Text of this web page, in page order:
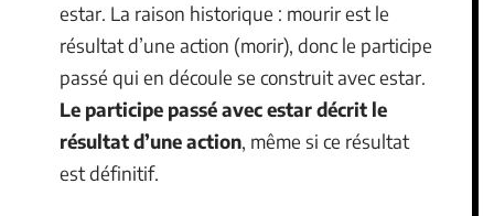
estar. La raison historique : mourir est le
résultat d’une action (morir), donc le participe
passé qui en découle se construit avec estar.
Le participe passé avec estar décrit le
résultat d’une action, même si ce résultat
est définitif.